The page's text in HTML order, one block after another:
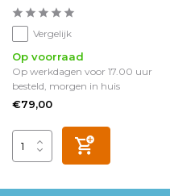
Vergelijk
Op voorraad
Op werkdagen voor 17.00 uur
besteld, morgen in huis
€79,00